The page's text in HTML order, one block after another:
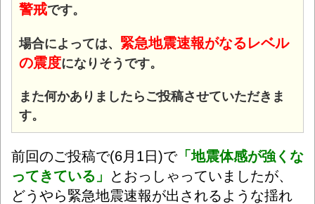
警戒です。
場合によっては、 緊急地震速報がなるレベル
の震度になりそうです。
また何かありましたらご投稿させていただきま
す。
前回のご投稿で(6月1日)で「地震体感が強くな
ってきている」
とおっしゃっていましたが、
どうやら緊急地震速報が出されるような揺れ